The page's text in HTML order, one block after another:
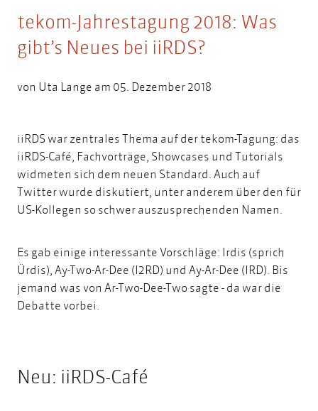
tekom-Jahrestagung 2018: Was
gibt’s Neues bei iiRDS?
von Uta Lange am 05. Dezember 2018
iiRDS war zentrales Thema auf der tekom-Tagung: das
iiRDS-Café, Fachvorträge, Showcases und Tutorials
widmeten sich dem neuen Standard. Auch auf
Twitter wurde diskutiert, unter anderem über den für
US-Kollegen so schwer auszusprechenden Namen.
Es gab einige interessante Vorschläge: Irdis (sprich
Ürdis), Ay-Two-Ar-Dee (I2RD) und Ay-Ar-Dee (IRD). Bis
jemand was von Ar-Two-Dee-Two sagte - da war die
Debatte vorbei.
Neu: iiRDS-Café